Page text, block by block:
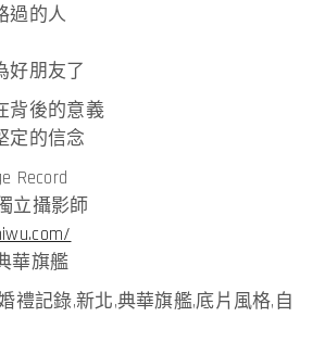
過的人
好朋友了
背後的意義
定的信念
Record
立攝影師
華旗艦